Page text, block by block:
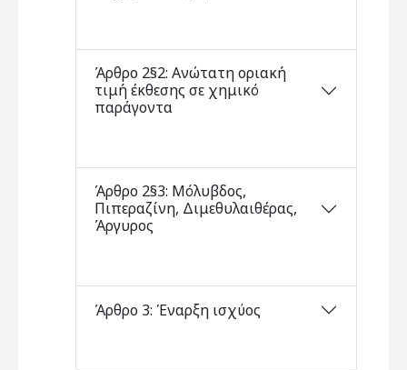
Άρθρο 2§2: Ανώτατη οριακή
τιμή έκθεσης σε χημικό
παράγοντα
Άρθρο 2§3: Μόλυβδος,
Πιπεραζίνη, Διμεθυλαιθέρας,
Άργυρος
Άρθρο 3: Έναρξη ισχύος